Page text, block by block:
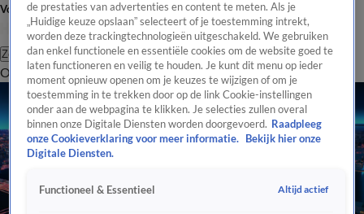
Volg Hart van Nederland
Zoeken
OverzichtRegioUitzendingenWeerTip de redactiePanelVideo's
de prestaties van advertenties en content te meten. Als je
„Huidige keuze opslaan” selecteert of je toestemming intrekt,
worden deze trackingtechnologieën uitgeschakeld. We gebruiken
dan enkel functionele en essentiële cookies om de website goed te
laten functioneren en veilig te houden. Je kunt dit menu op ieder
moment opnieuw openen om je keuzes te wijzigen of om je
toestemming in te trekken door op de link Cookie-instellingen
onder aan de webpagina te klikken. Je selecties zullen overal
binnen onze Digitale Diensten worden doorgevoerd. Raadpleeg
onze Cookieverklaring voor meer informatie.
Bekijk hier onze
Digitale Diensten.
Functioneel & Essentieel Altijd actief